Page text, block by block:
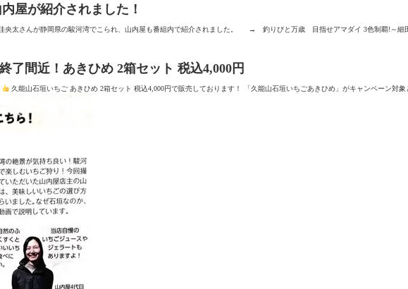
屋が紹介されました！
佳央太さんが静岡県の駿河湾でこられ、山内屋も番組内で紹介されました。 → 釣りびと万歳 目指せアマダイ 3色制覇!～
了間近！あきひめ 2箱セット 税込4,000円
久能山石垣いちご あきひめ 2箱セット 税込4,000円で販売しております！ 「久能山石垣いちごあきひめ」がキャンペーン対